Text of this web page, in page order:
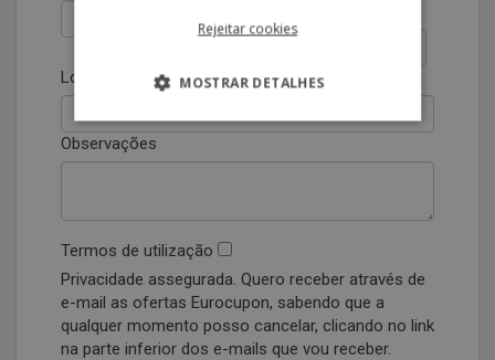
Localidade
Observações
Termos de utilização
Privacidade assegurada. Quero receber através de
e-mail as ofertas Eurocupon, sabendo que a
qualquer momento posso cancelar, clicando no link
na parte inferior dos e-mails que vou receber.
Rejeitar cookies
MOSTRAR DETALHES